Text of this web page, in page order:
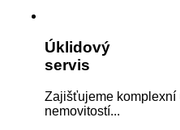
Úklidový
servis
Zajišťujeme komplexní
nemovitostí...